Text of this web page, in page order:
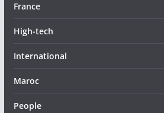
France
High-tech
International
Maroc
People